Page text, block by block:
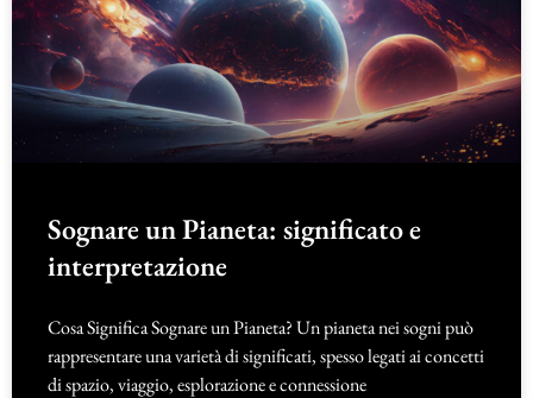
Sognare un Pianeta: significato e
interpretazione
Cosa Significa Sognare un Pianeta? Un pianeta nei sogni può
rappresentare una varietà di significati, spesso legati ai concetti
di spazio, viaggio, esplorazione e connessione